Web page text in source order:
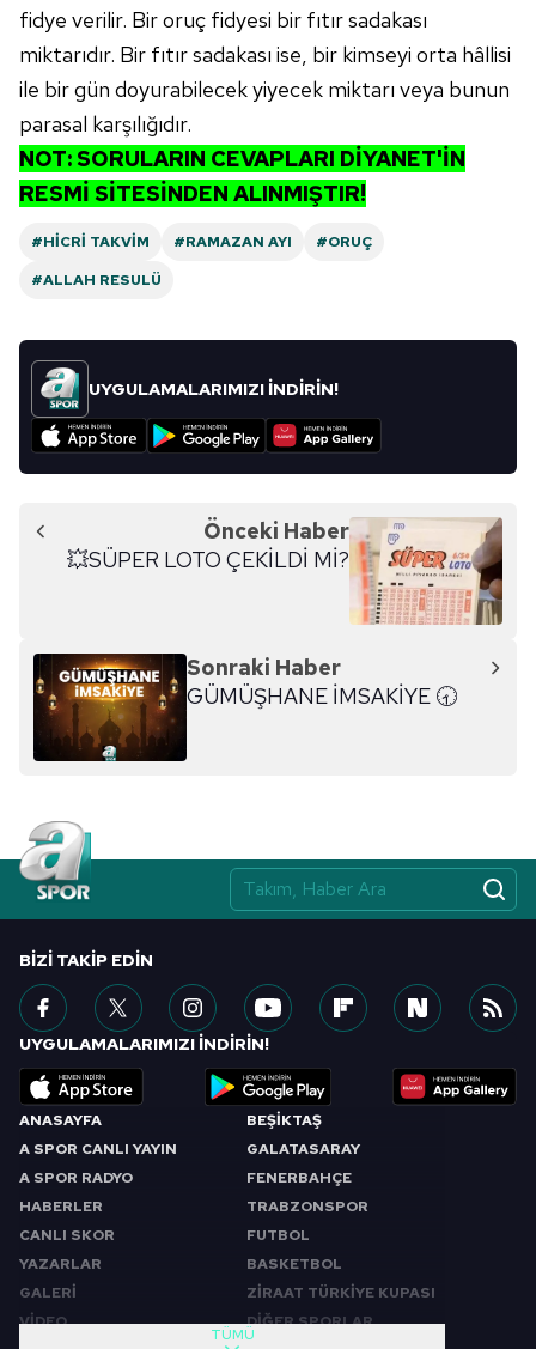
fidye verilir. Bir oruç fidyesi bir fıtır sadakası
miktarıdır. Bir fıtır sadakası ise, bir kimseyi orta hâllisi
ile bir gün doyurabilecek yiyecek miktarı veya bunun
parasal karşılığıdır.
NOT: SORULARIN CEVAPLARI DİYANET'İN
RESMİ SİTESİNDEN ALINMIŞTIR!
#HICRI TAKVIM #RAMAZAN AYI
#ORUÇ
#ALLAH RESULÜ
UYGULAMALARIMIZI İNDİRİN!
Önceki Haber
💥SÜPER LOTO ÇEKİLDİ Mİ?
Sonraki Haber
GÜMÜŞHANE İMSAKİYE 🕣
ANASAYFA
A SPOR CANLI YAYIN
A SPOR RADYO
HABERLER
CANLI SKOR
YAZARLAR
GALERİ
VİDEO
BEŞİKTAŞ
GALATASARAY
FENERBAHÇE
TRABZONSPOR
FUTBOL
BASKETBOL
ZİRAAT TÜRKİYE KUPASI
DİĞER SPORLAR
TÜMÜ
BIZI TAKIP EDIN
UYGULAMALARIMIZI İNDİRİN!